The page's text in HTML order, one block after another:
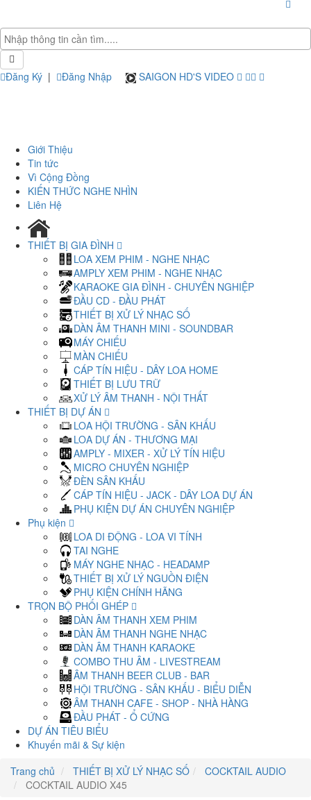
Đăng Ký | Đăng Nhập SAIGON HD'S VIDEO
Giới Thiệu
Tin tức
Vì Cộng Đồng
KIẾN THỨC NGHE NHÌN
Liên Hệ
THIẾT BỊ GIA ĐÌNH
LOA XEM PHIM - NGHE NHẠC
AMPLY XEM PHIM - NGHE NHẠC
KARAOKE GIA ĐÌNH - CHUYÊN NGHIỆP
ĐẦU CD - ĐẦU PHÁT
THIẾT BỊ XỬ LÝ NHẠC SỐ
DÀN ÂM THANH MINI - SOUNDBAR
MÁY CHIẾU
MÀN CHIẾU
CÁP TÍN HIỆU - DÂY LOA HOME
THIẾT BỊ LƯU TRỮ
XỬ LÝ ÂM THANH - NỘI THẤT
THIẾT BỊ DỰ ÁN
LOA HỘI TRƯỜNG - SÂN KHẤU
LOA DỰ ÁN - THƯƠNG MẠI
AMPLY - MIXER - XỬ LÝ TÍN HIỆU
MICRO CHUYÊN NGHIỆP
ĐÈN SÂN KHẤU
CÁP TÍN HIỆU - JACK - DÂY LOA DỰ ÁN
PHỤ KIỆN DỰ ÁN CHUYÊN NGHIỆP
Phụ kiện
LOA DI ĐỘNG - LOA VI TÍNH
TAI NGHE
MÁY NGHE NHẠC - HEADAMP
THIẾT BỊ XỬ LÝ NGUỒN ĐIỆN
PHỤ KIỆN CHÍNH HÃNG
TRỌN BỘ PHỐI GHÉP
DÀN ÂM THANH XEM PHIM
DÀN ÂM THANH NGHE NHẠC
DÀN ÂM THANH KARAOKE
COMBO THU ÂM - LIVESTREAM
ÂM THANH BEER CLUB - BAR
HỘI TRƯỜNG - SÂN KHẤU - BIỂU DIỄN
ÂM THANH CAFE - SHOP - NHÀ HÀNG
ĐẦU PHÁT - Ổ CỨNG
DỰ ÁN TIÊU BIỂU
Khuyến mãi & Sự kiện
Trang chủ
THIẾT BỊ XỬ LÝ NHẠC SỐ
COCKTAIL AUDIO
COCKTAIL AUDIO X45